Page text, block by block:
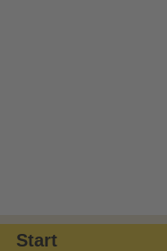
Start